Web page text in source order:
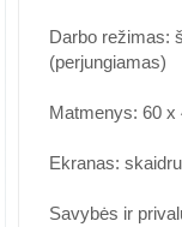
Darbo režimas:
(perjungiamas)
Matmenys: 60 x
Ekranas:
Savybės ir